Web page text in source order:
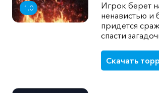
1.0
Игрок берет
ненавистью и
придется
спасти
Скачать